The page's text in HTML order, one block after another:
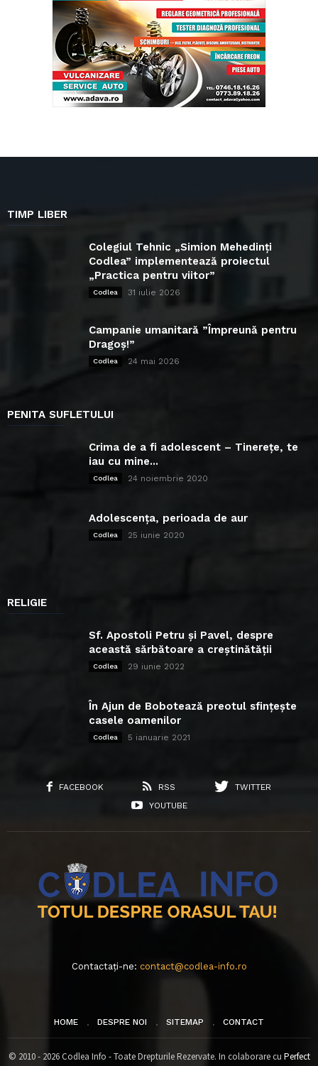
TIMP LIBER
Colegiul Tehnic „Simion Mehedinți
Codlea” implementează proiectul
„Practica pentru viitor”
Codlea 31 iulie 2026
Campanie umanitară ”Împreună pentru
Dragoș!”
Codlea 24 mai 2026
PENITA SUFLETULUI
Crima de a fi adolescent – Tinerețe, te
iau cu mine...
Codlea 24 noiembrie 2020
Adolescența, perioada de aur
Codlea 25 iunie 2020
RELIGIE
Sf. Apostoli Petru și Pavel, despre
această sărbătoare a creștinătății
Codlea 29 iunie 2022
În Ajun de Bobotează preotul sfințește
casele oamenilor
Codlea 5 ianuarie 2021
FACEBOOK RSS
TWITTER
YOUTUBE
Contactați-ne: contact@codlea-info.ro
HOME DESPRE NOI SITEMAP CONTACT
© 2010 - 2026 Codlea Info - Toate Drepturile Rezervate. In colaborare cu Perfect